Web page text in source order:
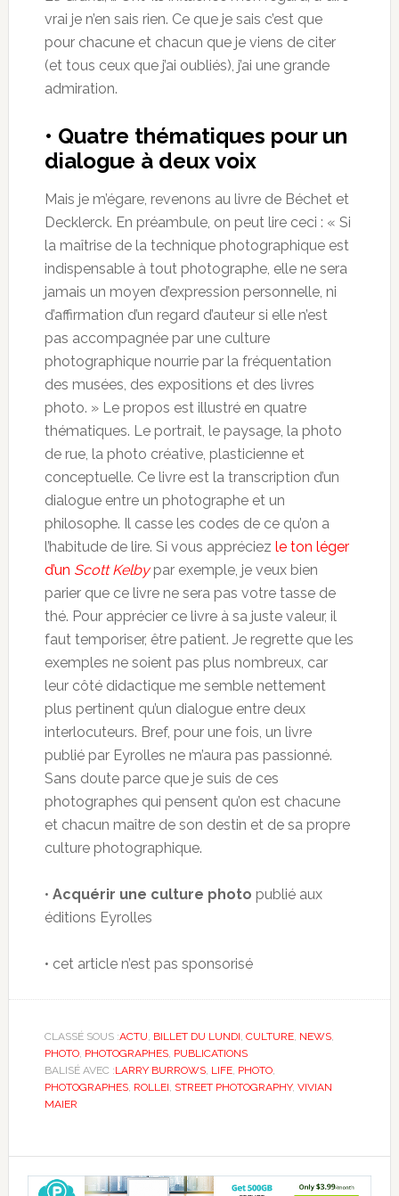
vrai je n’en sais rien. Ce que je sais c’est que
pour chacune et chacun que je viens de citer
(et tous ceux que j’ai oubliés), j’ai une grande
admiration.
• Quatre thématiques pour un
dialogue à deux voix
Mais je m’égare, revenons au livre de Béchet et
Decklerck. En préambule, on peut lire ceci : « Si
la maîtrise de la technique photographique est
indispensable à tout photographe, elle ne sera
jamais un moyen d’expression personnelle, ni
d’affirmation d’un regard d’auteur si elle n’est
pas accompagnée par une culture
photographique nourrie par la fréquentation
des musées, des expositions et des livres
photo. » Le propos est illustré en quatre
thématiques. Le portrait, le paysage, la photo
de rue, la photo créative, plasticienne et
conceptuelle. Ce livre est la transcription d’un
dialogue entre un photographe et un
philosophe. Il casse les codes de ce qu’on a
l’habitude de lire. Si vous appréciez le ton léger
d’un Scott Kelbypar exemple, je veux bien
parier que ce livre ne sera pas votre tasse de
thé. Pour apprécier ce livre à sa juste valeur, il
faut temporiser, être patient. Je regrette que les
exemples ne soient pas plus nombreux, car
leur côté didactique me semble nettement
plus pertinent qu’un dialogue entre deux
interlocuteurs. Bref, pour une fois, un livre
publié par Eyrolles ne m’aura pas passionné.
Sans doute parce que je suis de ces
photographes qui pensent qu’on est chacune
et chacun maître de son destin et de sa propre
culture photographique.
• Acquérir une culture photo publié aux
éditions Eyrolles
• cet article n’est pas sponsorisé
CLASSÉ SOUS :ACTU, BILLET DU LUNDI, CULTURE, NEWS,
PHOTO, PHOTOGRAPHES, PUBLICATIONS
BALISÉ AVEC :LARRY BURROWS, LIFE, PHOTO,
PHOTOGRAPHES, ROLLEI, STREET PHOTOGRAPHY, VIVIAN
MAIER